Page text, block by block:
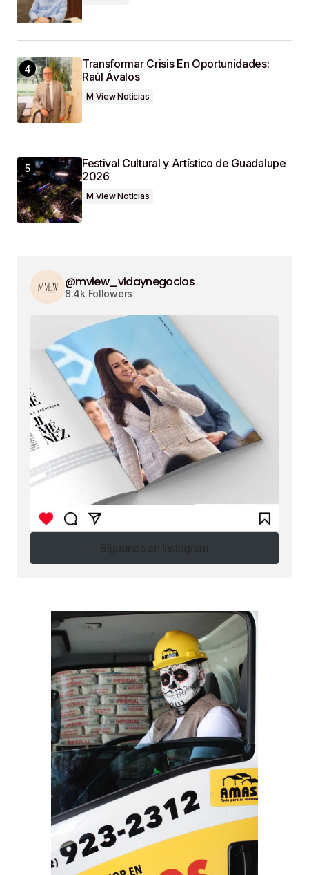
Transformar Crisis En Oportunidades:
Raúl Ávalos
M View Noticias
Festival Cultural y Artístico de Guadalupe
2026
M View Noticias
@mview_vidaynegocios
8.4k Followers
Síguenos en Instagram